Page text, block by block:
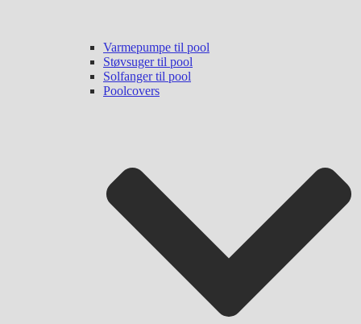
Varmepumpe til pool
Støvsuger til pool
Solfanger til pool
Poolcovers